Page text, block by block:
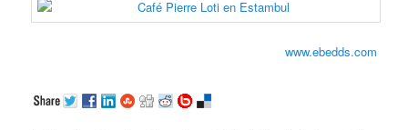
www.ebedds.com